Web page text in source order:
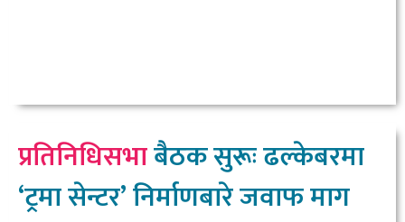
प्रतिनिधिसभाबैठक सुरूः ढल्केबरमा
‘ट्रमा सेन्टर’ निर्माणबारे जवाफ माग